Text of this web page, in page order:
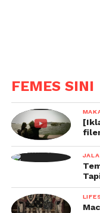
FEMES SINI